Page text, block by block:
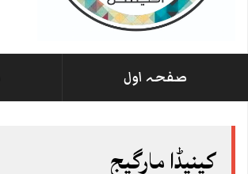
صفحہ اول
کینیڈا مارگیج